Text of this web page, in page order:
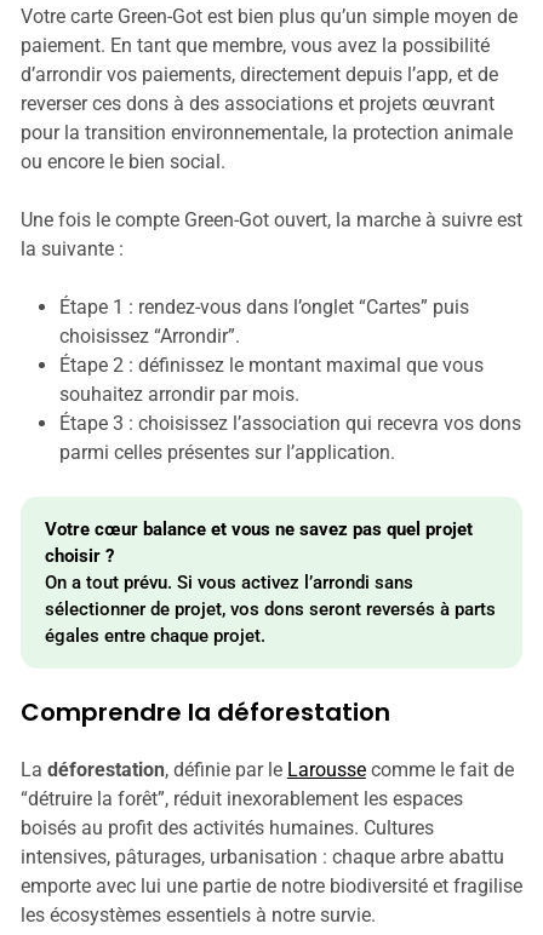
Votre carte Green-Got est bien plus qu’un simple moyen de
paiement. En tant que membre, vous avez la possibilité
d’arrondir vos paiements, directement depuis l’app, et de
reverser ces dons à des associations et projets œuvrant
pour la transition environnementale, la protection animale
ou encore le bien social.
Une fois le compte Green-Got ouvert, la marche à suivre est
la suivante :
Étape 1 : rendez-vous dans l’onglet “Cartes” puis
choisissez “Arrondir”.
Étape 2 : définissez le montant maximal que vous
souhaitez arrondir par mois.
Étape 3 : choisissez l’association qui recevra vos dons
parmi celles présentes sur l’application.
Votre cœur balance et vous ne savez pas quel projet
choisir ?
On a tout prévu. Si vous activez l’arrondi sans
sélectionner de projet, vos dons seront reversés à parts
égales entre chaque projet.
Comprendre la déforestation
La déforestation, définie par le Laroussecomme le fait de
“détruire la forêt”, réduit inexorablement les espaces
boisés au profit des activités humaines. Cultures
intensives, pâturages, urbanisation : chaque arbre abattu
emporte avec lui une partie de notre biodiversité et fragilise
les écosystèmes essentiels à notre survie.